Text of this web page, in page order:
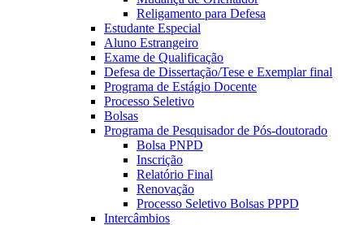
Religamento para Defesa
Estudante Especial
Aluno Estrangeiro
Exame de Qualificação
Defesa de Dissertação/Tese e Exemplar final
Programa de Estágio Docente
Processo Seletivo
Bolsas
Programa de Pesquisador de Pós-doutorado
Bolsa PNPD
Inscrição
Relatório Final
Renovação
Processo Seletivo Bolsas PPPD
Intercâmbios